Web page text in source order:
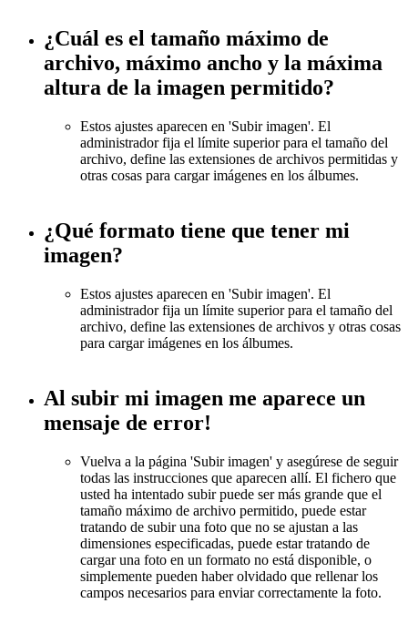
¿Cuál es el tamaño máximo de
archivo, máximo ancho y la máxima
altura de la imagen permitido?
Estos ajustes aparecen en 'Subir imagen'. El
administrador fija el límite superior para el tamaño del
archivo, define las extensiones de archivos permitidas y
otras cosas para cargar imágenes en los álbumes.
¿Qué formato tiene que tener mi
imagen?
Estos ajustes aparecen en 'Subir imagen'. El
administrador fija un límite superior para el tamaño del
archivo, define las extensiones de archivos y otras cosas
para cargar imágenes en los álbumes.
Al subir mi imagen me aparece un
mensaje de error!
Vuelva a la página 'Subir imagen' y asegúrese de seguir
todas las instrucciones que aparecen allí. El fichero que
usted ha intentado subir puede ser más grande que el
tamaño máximo de archivo permitido, puede estar
tratando de subir una foto que no se ajustan a las
dimensiones especificadas, puede estar tratando de
cargar una foto en un formato no está disponible, o
simplemente pueden haber olvidado que rellenar los
campos necesarios para enviar correctamente la foto.